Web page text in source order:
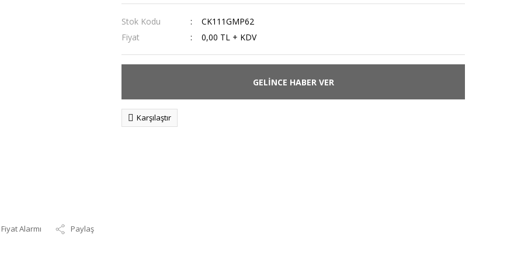
Fiyat Alarmı Paylaş
Stok Kodu
CK111GMP62
Fiyat
0,00 TL + KDV
GELİNCE HABER VER
Karşılaştır